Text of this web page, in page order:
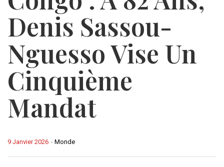
Denis Sassou-
Nguesso Vise Un
Cinquième
Mandat
- Monde
9 Janvier 2026